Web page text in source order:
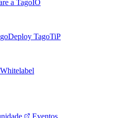
a TagoIO
TagoTiP
Whitelabel
Eventos